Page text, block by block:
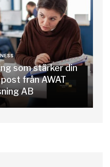
som stärker din
från AWAT
AB